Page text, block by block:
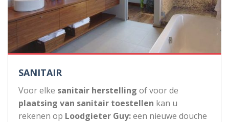
SANITAIR
Voor elke sanitair herstelling of voor de
plaatsing van sanitair toestellen kan u
rekenen op Loodgieter Guy:een nieuwe douche